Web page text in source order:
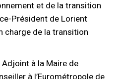
et de la transition
Président de Lorient
charge de la transition
Adjoint à la Maire de
à l’Eurométropole de